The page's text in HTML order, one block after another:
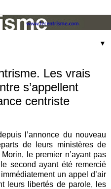
▼
Les vrais
s’appellent
centriste
l’annonce du nouveau
de leurs ministères de
le premier n’ayant pas
second ayant été remercié
un appel d’air
leurs libertés de parole, les